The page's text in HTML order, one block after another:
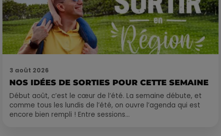
3 août 2026
NOS IDÉES DE SORTIES POUR CETTE SEMAINE
Début août, c’est le cœur de l’été. La semaine débute, et
comme tous les lundis de l’été, on ouvre l’agenda qui est
encore bien rempli ! Entre sessions...